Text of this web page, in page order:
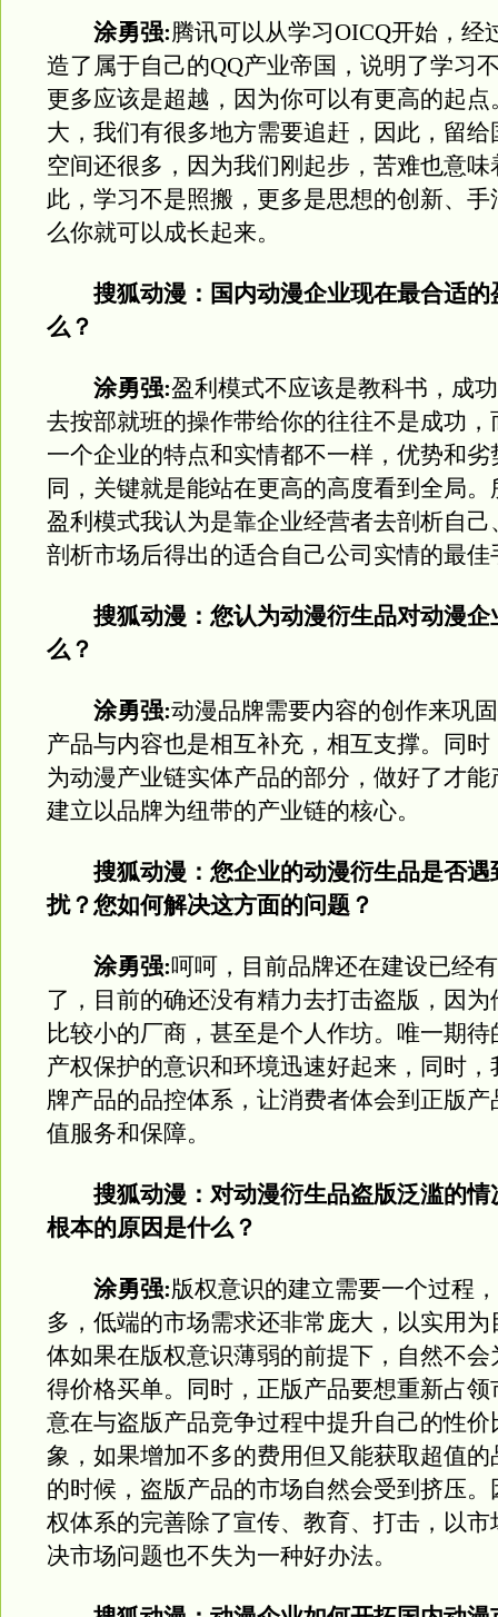
涂勇强:腾讯可以从学习OICQ开始，经
造了属于自己的QQ产业帝国，说明了学习
更多应该是超越，因为你可以有更高的起点
大，我们有很多地方需要追赶，因此，留给
空间还很多，因为我们刚起步，苦难也意味
此，学习不是照搬，更多是思想的创新、手
么你就可以成长起来。
搜狐动漫：国内动漫企业现在最合适的
么？
涂勇强:盈利模式不应该是教科书，成
去按部就班的操作带给你的往往不是成功，
一个企业的特点和实情都不一样，优势和劣
同，关键就是能站在更高的高度看到全局
盈利模式我认为是靠企业经营者去剖析自己
剖析市场后得出的适合自己公司实情的最佳
搜狐动漫：您认为动漫衍生品对动漫企
么？
涂勇强:动漫品牌需要内容的创作来巩
产品与内容也是相互补充，相互支撑。同时
为动漫产业链实体产品的部分，做好了才能
建立以品牌为纽带的产业链的核心。
搜狐动漫：您企业的动漫衍生品是否遇
扰？您如何解决这方面的问题？
涂勇强:呵呵，目前品牌还在建设已经
了，目前的确还没有精力去打击盗版，因为
比较小的厂商，甚至是个人作坊。唯一期
产权保护的意识和环境迅速好起来，同时，
牌产品的品控体系，让消费者体会到正版产
值服务和保障。
搜狐动漫：对动漫衍生品盗版泛滥的情
根本的原因是什么？
涂勇强:版权意识的建立需要一个过程
多，低端的市场需求还非常庞大，以实用为
体如果在版权意识薄弱的前提下，自然不会
得价格买单。同时，正版产品要想重新占领
意在与盗版产品竞争过程中提升自己的性价
象，如果增加不多的费用但又能获取超值的
的时候，盗版产品的市场自然会受到挤压。
权体系的完善除了宣传、教育、打击，以市
决市场问题也不失为一种好办法。